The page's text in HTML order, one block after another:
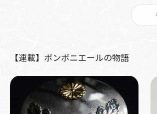
【連載】ボンボニエールの物語